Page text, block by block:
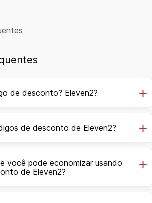
de desconto? Eleven2?
de desconto de Eleven2?
você pode economizar usando
de Eleven2?